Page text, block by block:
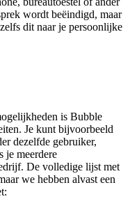
wordt beëindigd, maar
dit naar je persoonlijke
is Bubble
Je kunt bijvoorbeeld
dezelfde gebruiker,
je meerdere
De volledige lijst met
we hebben alvast een